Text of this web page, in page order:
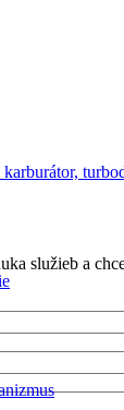
služieb a